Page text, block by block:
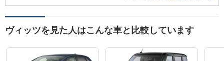
ヴィッツを見た人はこんな車と比較しています